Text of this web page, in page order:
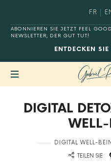
ENTDECKEN SIE
ABONNIEREN SIE JETZT FEEL
NEWSLETTER, DER GUT TUT!
FR
YOUR
DIGITAL
in DIGITAL WELL-
TEILEN SIE